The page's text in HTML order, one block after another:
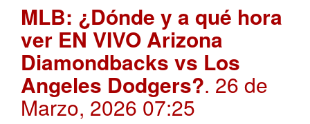
MLB: ¿Dónde y a qué hora
ver EN VIVO Arizona
Diamondbacks vs Los
Angeles Dodgers?. 26 de
Marzo, 2026 07:25